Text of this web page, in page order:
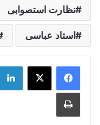
نظارت استصوابی
استاد عباسی
چاپ